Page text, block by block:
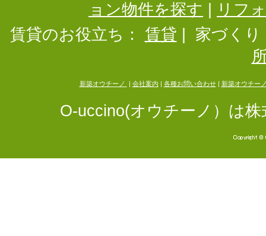
ョン物件を探す
リフ
賃貸のお役立ち：
賃貸
家づくり
新築オウチーノ 会社案内 各種お問い合わせ| 新築オウチー
O-uccino(オウチーノ）は